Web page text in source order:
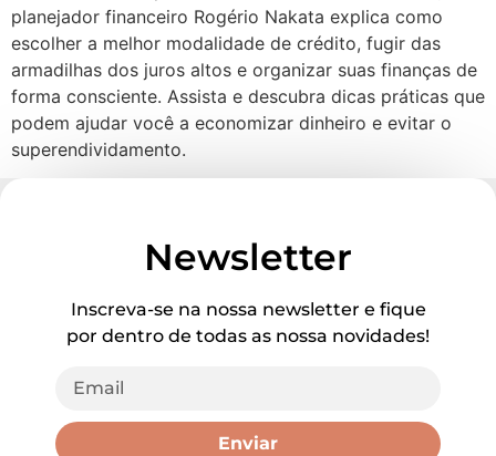
planejador financeiro Rogério Nakata explica como
escolher a melhor modalidade de crédito, fugir das
armadilhas dos juros altos e organizar suas finanças de
forma consciente. Assista e descubra dicas práticas que
podem ajudar você a economizar dinheiro e evitar o
superendividamento.
Newsletter
Inscreva-se na nossa newsletter e fique
por dentro de todas as nossa novidades!
Enviar